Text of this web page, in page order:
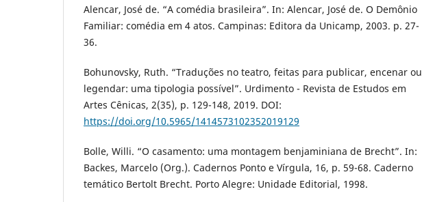
Alencar, José de. “A comédia brasileira”. In: Alencar, José de. O Demônio
Familiar: comédia em 4 atos. Campinas: Editora da Unicamp, 2003. p. 27-
36.
Bohunovsky, Ruth. “Traduções no teatro, feitas para publicar, encenar ou
legendar: uma tipologia possível”. Urdimento - Revista de Estudos em
Artes Cênicas, 2(35), p. 129-148, 2019. DOI:
https://doi.org/10.5965/1414573102352019129
Bolle, Willi. “O casamento: uma montagem benjaminiana de Brecht”. In:
Backes, Marcelo (Org.). Cadernos Ponto e Vírgula, 16, p. 59-68. Caderno
temático Bertolt Brecht. Porto Alegre: Unidade Editorial, 1998.